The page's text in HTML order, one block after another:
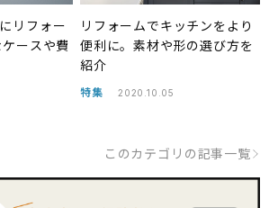
リフォー
ースや費
リフォームでキッチンをより
便利に。素材や形の選び方を
紹介
特集 2020.10.05
このカテゴリの記事一覧